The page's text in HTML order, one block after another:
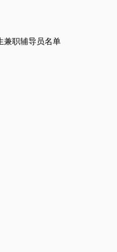
兼职辅导员名单